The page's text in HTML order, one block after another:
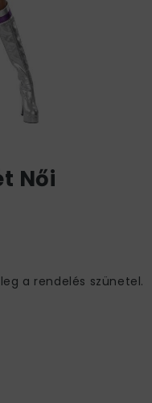
Női
a rendelés szünetel.